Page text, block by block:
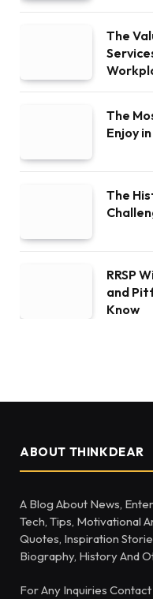
The
The
Enjoy
The
RRSP
and
Know
ABOUT THINKDEAR
A Blog About News,
Tech, Tips, Motivational
Quotes, Inspiration
Biography, History And
For Any Inquiries Contact